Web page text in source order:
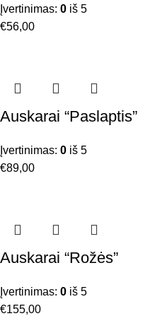
Įvertinimas: 0 iš 5
€56,00
Auskarai “Paslaptis”
Įvertinimas: 0 iš 5
€89,00
Auskarai “Rožės”
Įvertinimas: 0 iš 5
€155,00